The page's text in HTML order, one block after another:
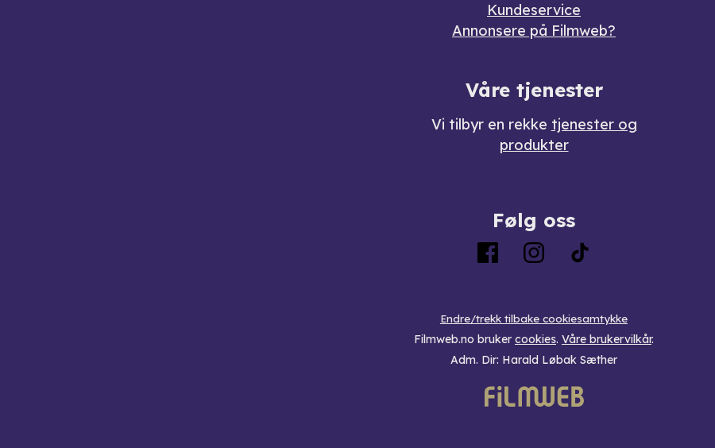
Kundeservice
Annonsere på Filmweb?
Våre tjenester
Vi tilbyr en rekke tjenester og
produkter
Følg oss
Endre/trekk tilbake cookiesamtykke
Filmweb.no bruker cookies. Våre brukervilkår.
Adm. Dir: Harald Løbak Sæther